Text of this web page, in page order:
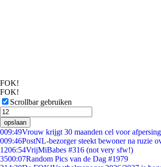
FOK!
FOK!
Scrollbar gebruiken
opslaan
009:49Vrouw krijgt 30 maanden cel voor
009:46PostNL-bezorger steekt bewoner na ruzie
1206:54VrijMiBabes #316 (not very sfw!)
3500:07Random Pics van de Dag #1979